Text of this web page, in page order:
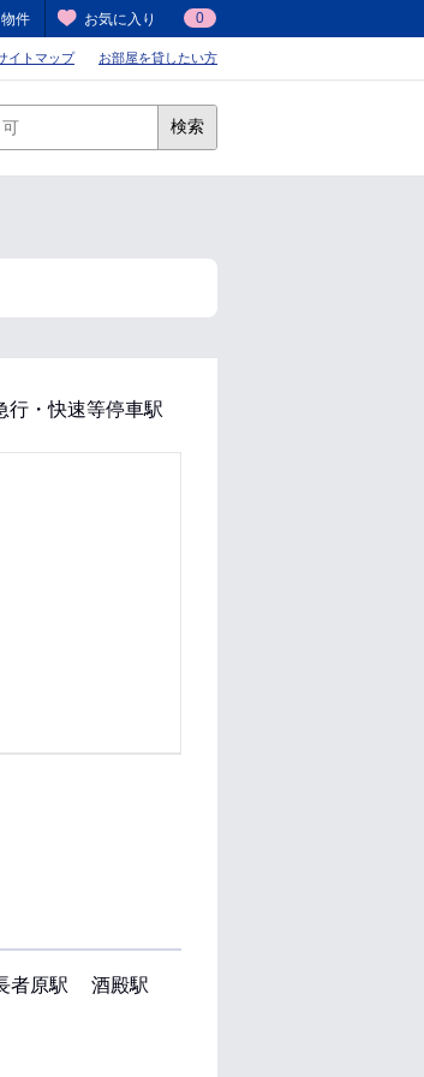
件 お気に入り 0
イトマップ お部屋を貸したい方
検索
行・快速等停車駅
者原駅
酒殿駅